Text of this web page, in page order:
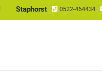
Staphorst 0522-464434